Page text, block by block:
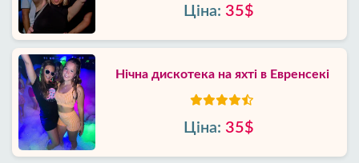
Ціна: 35$
Нічна дискотека на яхті в Евренсекі
Ціна: 35$